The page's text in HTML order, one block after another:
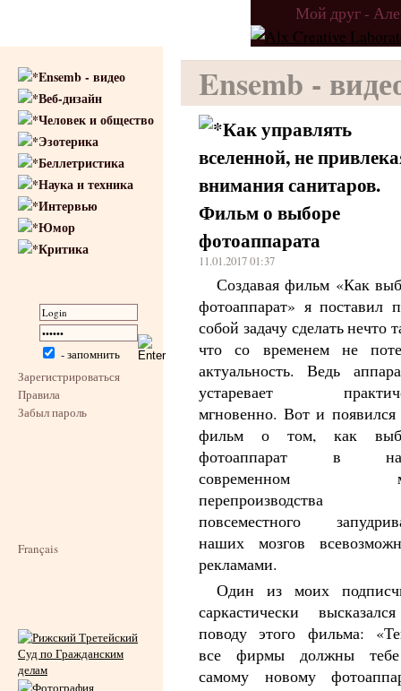
Мой друг -
Ensemb - видео
Веб-дизайн
Человек и общество
Эзотерика
Беллетристика
Наука и техника
Интервью
Юмор
Критика
- запомнить
Зарегистрироваться
Правила
Забыл пароль
Français
Ensemb -
Как управлять
вселенной, не
внимания санитаров.
Фильм о выборе
фотоаппарата
11.01.2017 01:37
Создавая фильм «Как
фотоаппарат» я поставил
собой задачу сделать нечто
что со временем не
актуальность. Ведь
устаревает
мгновенно. Вот и появился
фильм о том, как
фотоаппарат в
современном
повсеместного
наших мозгов
рекламами.
Один из моих
саркастически
поводу этого фильма:
все фирмы должны
самому новому